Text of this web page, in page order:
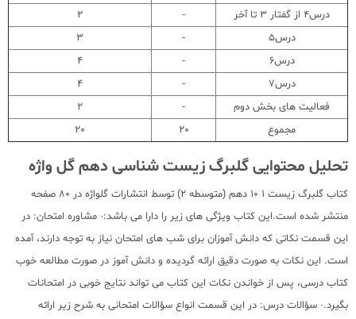
درس4 از گفتار 3 تا آخر
-
2
درس5
-
3
درس6
-
4
درس7
-
4
فعالیت های بخش دوم
-
2
مجموع
20
20
تحلیل محتوایی گلبرگ زیست شناسی دهم گل واژه
کتاب گلبرگ زیست 1 10 دهم (متوسطه 2) توسط انتشارات گلواژه در 80 صفحه
منتشر شده است.این کتاب ویژگی های زیر را دارا می باشد:· مشاوره امتحان: در
این قسمت نکاتی که دانش آموزان برای شب های امتحان نیاز به توجه دارند، آمده
است. این نکات به صورت دقیق ارائه گردیده و دانش آموز در صورت مطالعه خوب
کتاب درسی، پس از خواندن نکات این کتاب می تواند نتایج خوبی در امتحانات
بگیرد.· سؤالات درس: در این قسمت انواع سؤالات امتحانی به شرح زیر ارائه